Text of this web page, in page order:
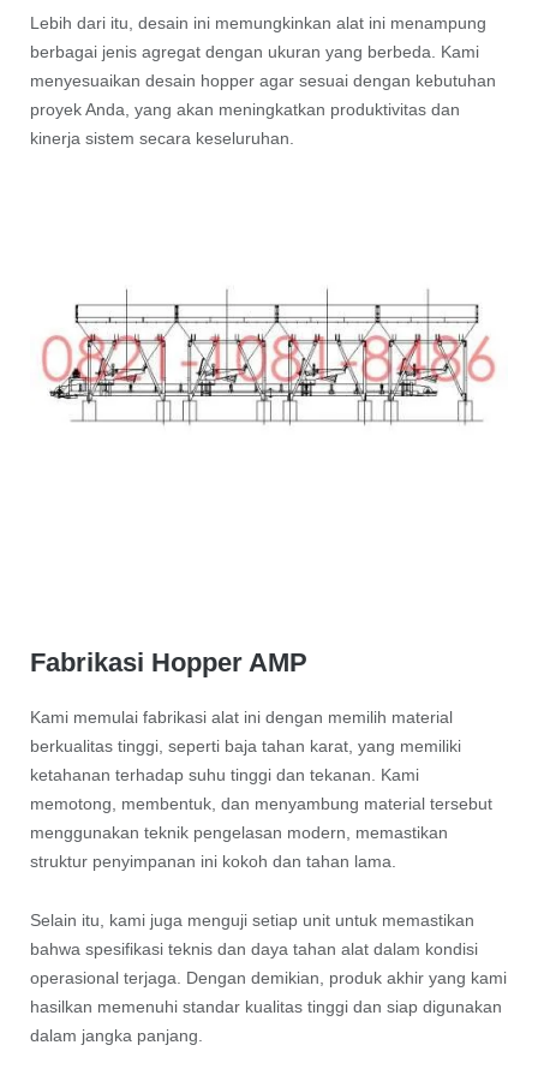
Lebih dari itu, desain ini memungkinkan alat ini menampung
berbagai jenis agregat dengan ukuran yang berbeda. Kami
menyesuaikan desain hopper agar sesuai dengan kebutuhan
proyek Anda, yang akan meningkatkan produktivitas dan
kinerja sistem secara keseluruhan.
Fabrikasi Hopper AMP
Kami memulai fabrikasi alat ini dengan memilih material
berkualitas tinggi, seperti baja tahan karat, yang memiliki
ketahanan terhadap suhu tinggi dan tekanan. Kami
memotong, membentuk, dan menyambung material tersebut
menggunakan teknik pengelasan modern, memastikan
struktur penyimpanan ini kokoh dan tahan lama.
Selain itu, kami juga menguji setiap unit untuk memastikan
bahwa spesifikasi teknis dan daya tahan alat dalam kondisi
operasional terjaga. Dengan demikian, produk akhir yang kami
hasilkan memenuhi standar kualitas tinggi dan siap digunakan
dalam jangka panjang.